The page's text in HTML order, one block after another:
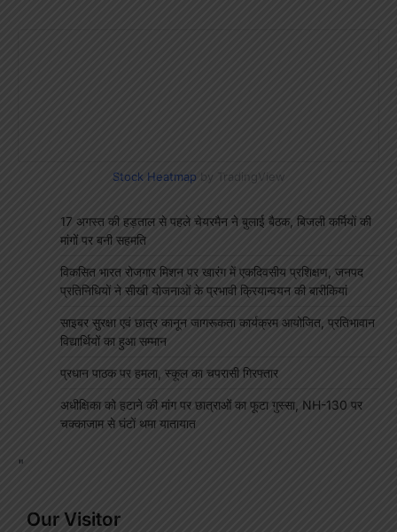
Stock Heatmap by TradingView
17 अगस्त की हड़ताल से पहले चेयरमैन ने बुलाई बैठक, बिजली कर्मियों की
मांगों पर बनी सहमति
विकसित भारत रोजगार मिशन पर खारंग में एकदिवसीय प्रशिक्षण, जनपद
प्रतिनिधियों ने सीखी योजनाओं के प्रभावी क्रियान्वयन की बारीकियां
साइबर सुरक्षा एवं छात्र कानून जागरूकता कार्यक्रम आयोजित, प्रतिभावान
विद्यार्थियों का हुआ सम्मान
प्रधान पाठक पर हमला, स्कूल का चपरासी गिरफ्तार
अधीक्षिका को हटाने की मांग पर छात्राओं का फूटा गुस्सा, NH-130 पर
चक्काजाम से घंटों थमा यातायात
"
Our Visitor